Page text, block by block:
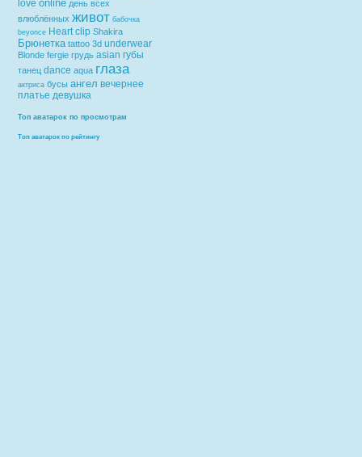
love online день всех
влюблённых живот бабочка
beyonce Heart clip Shakira
Брюнетка tattoo 3d underwear
Blonde fergie грудь asian губы
танец dance aqua глаза
актриса бусы ангел вечернее
платье девушка
Топ аватарок по просмотрам
Топ аватарок по рейтингу